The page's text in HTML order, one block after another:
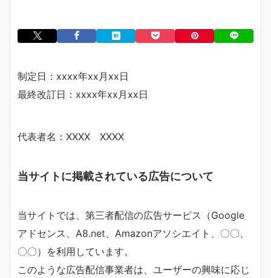
制定日：xxxx年xx月xx日
最終改訂日：xxxx年xx月xx日
代表者名：XXXX XXXX
当サイトに掲載されている広告について
当サイトでは、第三者配信の広告サービス（Google
アドセンス、A8.net、Amazonアソシエイト、〇〇、
〇〇）を利用しています。
このような広告配信事業者は、ユーザーの興味に応じ